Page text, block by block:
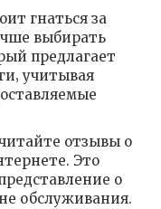
гнаться за
выбирать
предлагает
учитывая
отзывы о
Это
о
обслуживания.